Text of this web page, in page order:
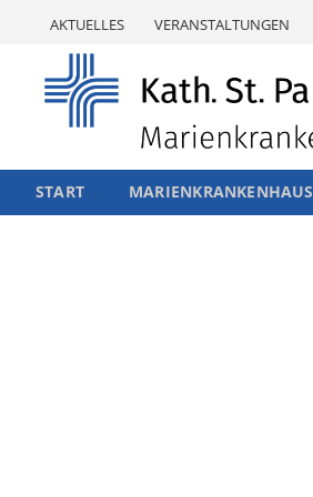
AKTUELLES VERANSTALTUNGEN
START MARIENKRANKENHAUS